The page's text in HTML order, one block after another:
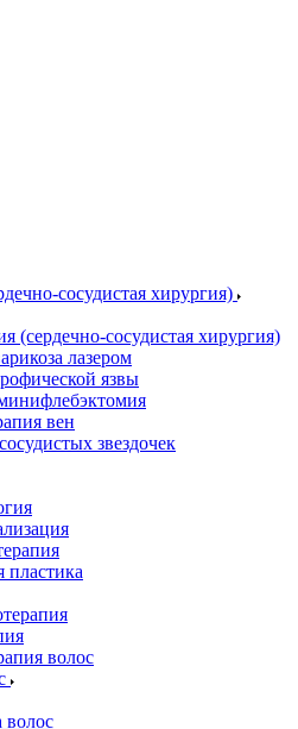
сосудистая хирургия)
(сердечно-сосудистая хирургия)
лазером
язвы
вен
звездочек
пластика
волос
волос